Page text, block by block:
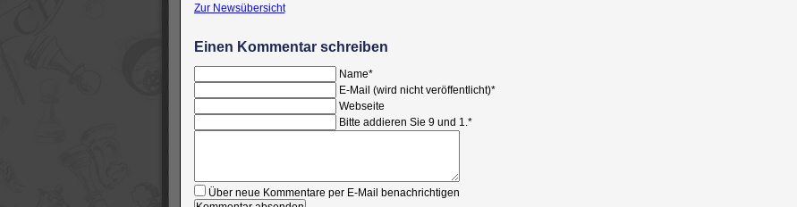
Zur Newsübersicht
Einen Kommentar schreiben
Pflichtfeld
Name*
Pflichtfeld
E-Mail (wird nicht veröffentlicht)*
Webseite
Bitte addieren Sie 9 und 1.*
Über neue Kommentare per E-Mail benachrichtigen